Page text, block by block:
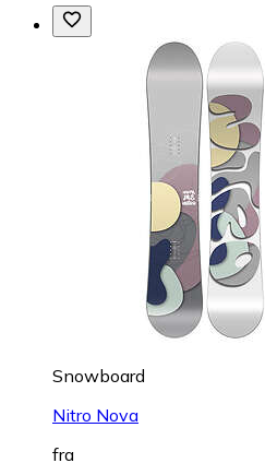
Snowboard
Nitro Nova
fra